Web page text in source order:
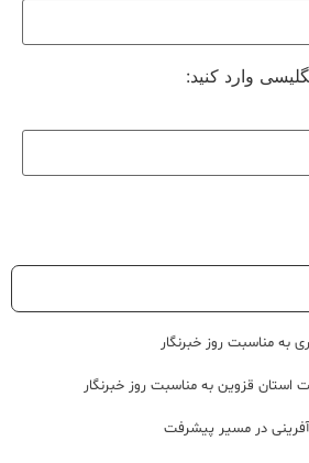
وارد کنید:
به مناسبت روز خبرنگار
قزوین به مناسبت روز خبرنگار
در مسیر پیشرفت